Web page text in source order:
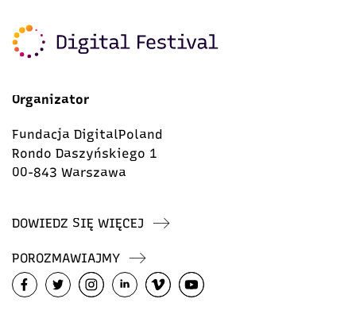
Organizator
Fundacja DigitalPoland
Rondo Daszyńskiego 1
00-843 Warszawa
DOWIEDZ SIĘ WIĘCEJ
POROZMAWIAJMY